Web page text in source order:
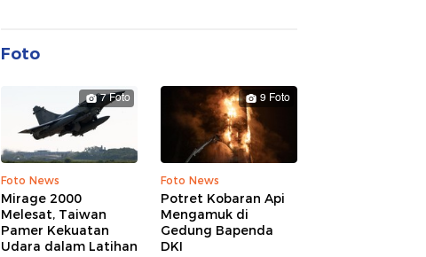
Foto
7 Foto
Foto News
Mirage 2000
Melesat, Taiwan
Pamer Kekuatan
Udara dalam Latihan
9 Foto
Foto News
Potret Kobaran Api
Mengamuk di
Gedung Bapenda
DKI